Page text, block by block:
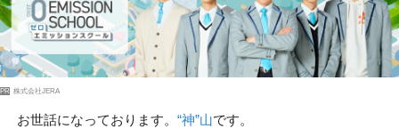
PR 株式会社JERA
お世話になっております。 “神”山です。